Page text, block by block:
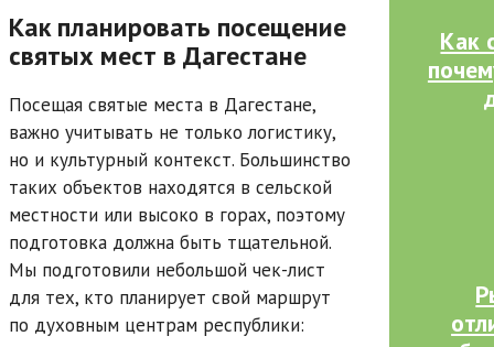
Как планировать посещение
святых мест в Дагестане
Посещая святые места в Дагестане,
важно учитывать не только логистику,
но и культурный контекст. Большинство
таких объектов находятся в сельской
местности или высоко в горах, поэтому
подготовка должна быть тщательной.
Мы подготовили небольшой чек-лист
для тех, кто планирует свой маршрут
по духовным центрам республики:
Как